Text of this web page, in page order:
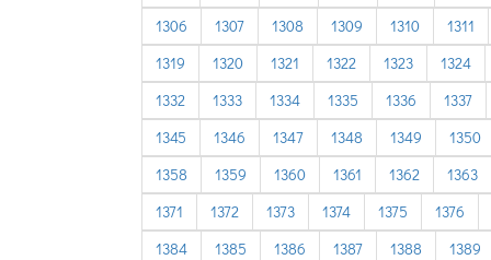
1306
1307 1308 1309 1310
1311
1319
1320 1321 1322 1323
1324
1332
1333 1334 1335 1336
1337
1345
1346 1347 1348 1349
1350
1358
1359 1360 1361 1362
1363
1371
1372 1373 1374 1375
1376
1384
1385 1386 1387 1388
1389